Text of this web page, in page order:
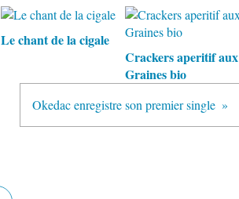
Le chant de la cigale
Crackers aperitif aux
Graines bio
Okedac enregistre son premier single